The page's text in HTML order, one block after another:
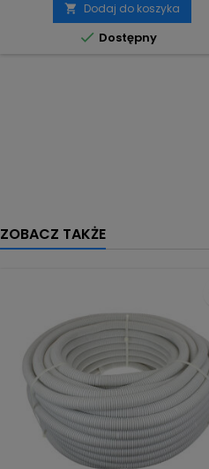
 Dodaj do koszyka
 Dostępny
ZOBACZ TAKŻE